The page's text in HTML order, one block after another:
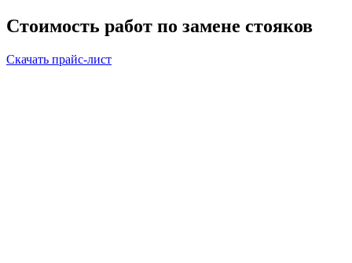
Стоимость работ по замене стояков
Скачать прайс-лист